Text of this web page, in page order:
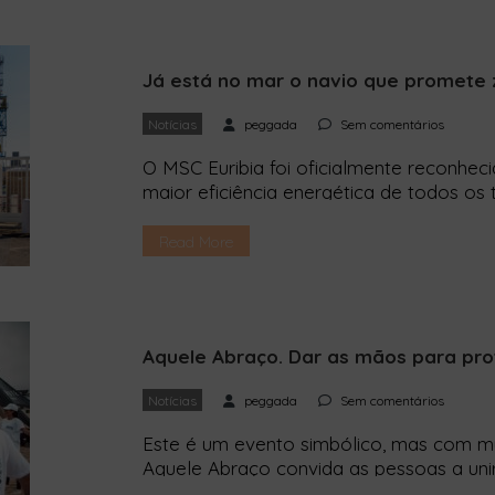
Já está no mar o navio que promete
Notícias peggada Sem comentários
O MSC Euribia foi oficialmente
maior eficiência energética de todos os
promete viagens com zero emissões. O
Read More
Aquele Abraço. Dar as mãos para
Notícias peggada Sem comentários
Este é um evento simbólico, mas com
Aquele Abraço convida as pessoas a